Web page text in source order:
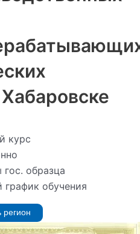
курс
образца
обучения